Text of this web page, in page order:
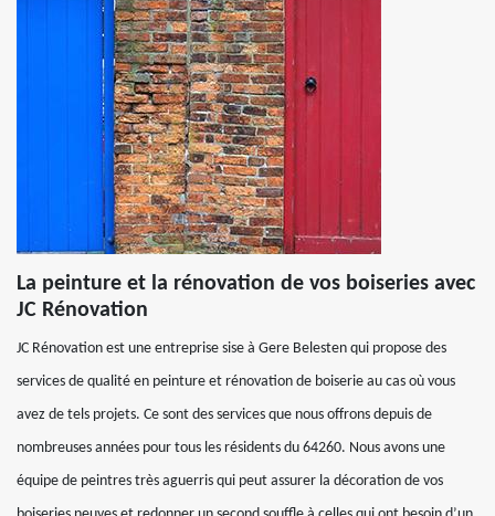
La peinture et la rénovation de vos boiseries avec
JC Rénovation
JC Rénovation est une entreprise sise à Gere Belesten qui propose des
services de qualité en peinture et rénovation de boiserie au cas où vous
avez de tels projets. Ce sont des services que nous offrons depuis de
nombreuses années pour tous les résidents du 64260. Nous avons une
équipe de peintres très aguerris qui peut assurer la décoration de vos